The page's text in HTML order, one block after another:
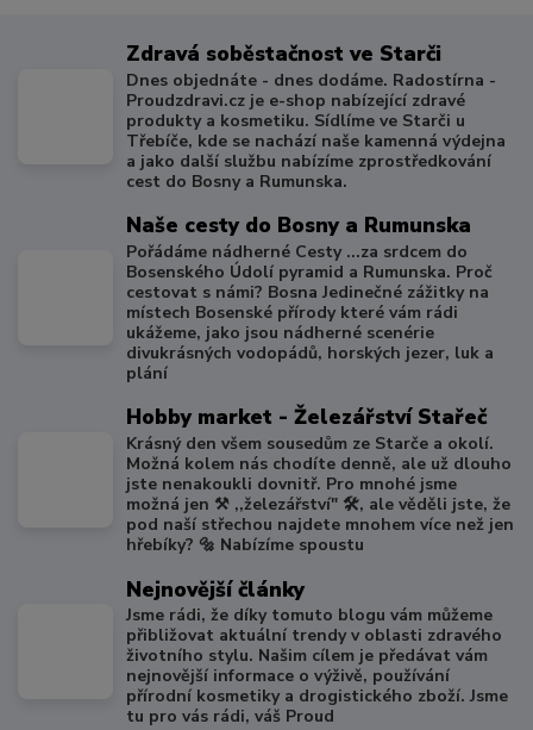
Zdravá soběstačnost ve Starči
Dnes objednáte - dnes dodáme. Radostírna -
Proudzdravi.cz je e-shop nabízející zdravé
produkty a kosmetiku. Sídlíme ve Starči u
Třebíče, kde se nachází naše kamenná výdejna
a jako další službu nabízíme zprostředkování
cest do Bosny a Rumunska.
Naše cesty do Bosny a Rumunska
Pořádáme nádherné Cesty ...za srdcem do
Bosenského Údolí pyramid a Rumunska. Proč
cestovat s námi? Bosna Jedinečné zážitky na
místech Bosenské přírody které vám rádi
ukážeme, jako jsou nádherné scenérie
divukrásných vodopádů, horských jezer, luk a
plání
Hobby market - Železářství Stařeč
Krásný den všem sousedům ze Starče a okolí.
Možná kolem nás chodíte denně, ale už dlouho
jste nenakoukli dovnitř. Pro mnohé jsme
možná jen ⚒️ ,,železářství" 🛠️, ale věděli jste, že
pod naší střechou najdete mnohem více než jen
hřebíky? 🔩 Nabízíme spoustu
Nejnovější články
Jsme rádi, že díky tomuto blogu vám můžeme
přibližovat aktuální trendy v oblasti zdravého
životního stylu. Našim cílem je předávat vám
nejnovější informace o výživě, používání
přírodní kosmetiky a drogistického zboží. Jsme
tu pro vás rádi, váš Proud